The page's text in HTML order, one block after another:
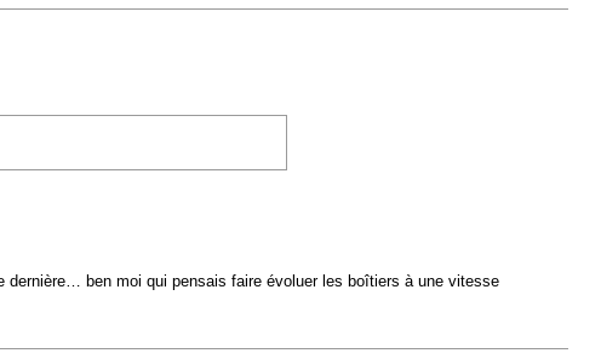
ben moi qui pensais faire évoluer les boîtiers à une vitesse